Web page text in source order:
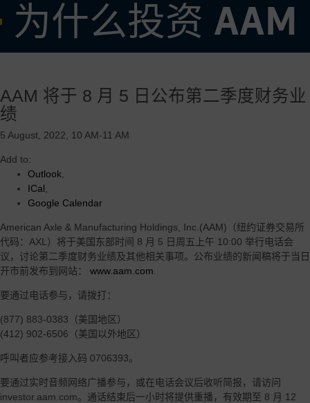
为什么投资 AAM
• 专注于高需求产品的强大核心业务，辅以全球盈利增长机会
• 灵活可变的成本结构，在有效调整我们的业务以适应当前市场需求方
面有着良好的记录
• 由 AAM 的操作系统和垂直整合的优势驱动的卓越的利润率和强劲的
自由现金流收益率
• 高度创新和可扩展的电气化推进技术，旨在加速增长并服务于多个地
区、客户和汽车细分市场
AAM 将于 8 月 5 日公布第二季度财务业
绩
5 August, 2022, 10 AM-11 AM
Add to:
Outlook
ICal
Google Calendar
American Axle & Manufacturing Holdings, Inc.(AAM)（纽约证券交易所
代码：AXL）将于美国东部时间 8 月 5 日周五上午 10:00 举行电话会
议，讨论第二季度财务业绩及其他相关事项。公布业绩的新闻稿将于当日
开市前发布到网站： www.aam.com
要通过电话参与，请拨打：
(877) 883-0383（美国地区）
(412) 902-6506（美国以外地区）
呼叫者应参考接入码 0706393。
要通过实时音频网络广播参与，或在电话会议后收听简报，请访问
investor.aam.com。通话结束后一小时将提供重播，有效期至 8 月 12